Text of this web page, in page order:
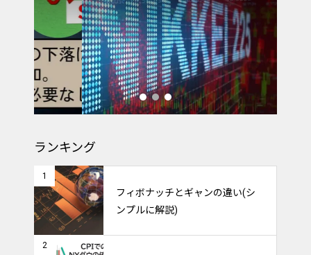
ランキング
1
フィボナッチとギャンの違い(シ
ンプルに解説)
2